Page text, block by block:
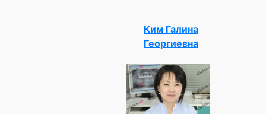
Ким Галина
Георгиевна